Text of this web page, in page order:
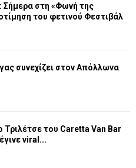
Σήμερα στη «Φωνή της
του φετινού Φεστιβάλ
συνεχίζει στον Απόλλωνα
Τριλέτσε του Caretta Van Bar
viral...